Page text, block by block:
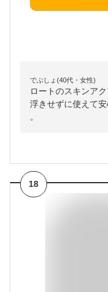
でぶしょ(40代・女性)
ロートのスキンア
浮きせずに使えて
。
18